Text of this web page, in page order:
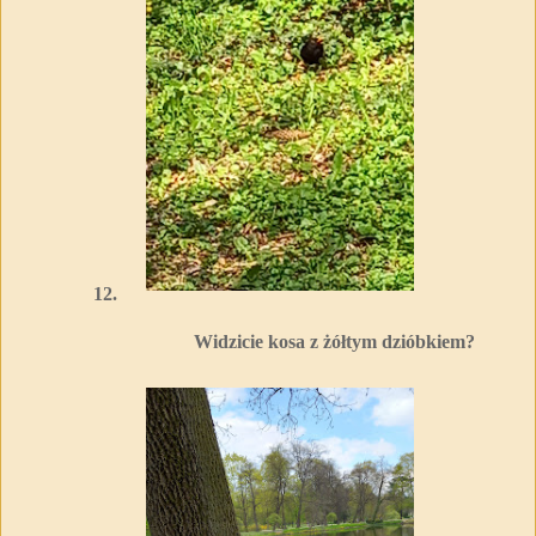
12.
Widzicie kosa z żółtym dzióbkiem?